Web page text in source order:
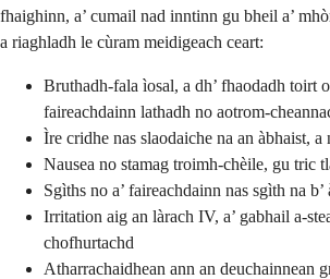
fhaighinn, a’ cumail nad inntinn gu bheil a’
a riaghladh le cùram meidigeach ceart:
Bruthadh-fala ìosal, a dh’ fhaodadh toirt
faireachdainn lathadh no aotrom-
Ìre cridhe nas slaodaiche na an àbhaist,
Nausea no stamag troimh-chèile, gu tric
Sgìths no a’ faireachdainn nas sgìth na b’
Irritation aig an làrach IV, a’ gabhail a-
chofhurtachd
Atharrachaidhean ann an deuchainnean